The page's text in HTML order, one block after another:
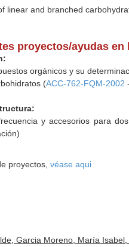
linear and branched
proyectos/ayudas en
orgánicos y su
(ACC-762-FQM-2002
y accesorios para
proyectos,véase aqui
Garcia Moreno, María